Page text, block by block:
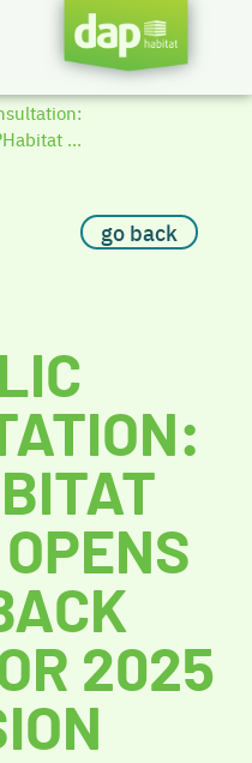
...
go back
2025